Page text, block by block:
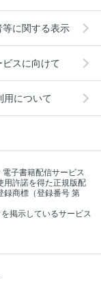
等に関する表示
スに向けて
用について
子書籍配信サービス
用許諾を得た正規版配
録商標（登録番号 第
掲示しているサービス